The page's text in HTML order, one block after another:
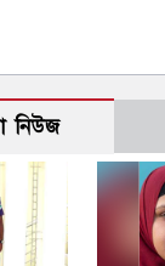
নিউজ